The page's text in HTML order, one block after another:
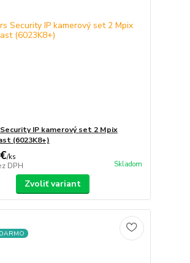
IP kamerový set 2 Mpix
(6023K8+)
/ks
DPH Skladom
Zvoliť variant